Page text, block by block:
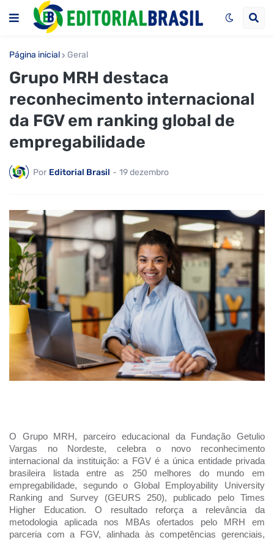
Página inicial Geral
Grupo MRH destaca
reconhecimento internacional
da FGV em ranking global de
empregabilidade
Por Editorial Brasil - 19 dezembro
O Grupo MRH, parceiro educacional da Fundação Getulio
Vargas no Nordeste, celebra o novo reconhecimento
internacional da instituição: a FGV é a única entidade privada
brasileira listada entre as 250 melhores do mundo em
empregabilidade, segundo o Global Employability University
Ranking and Survey (GEURS 250), publicado pelo Times
Higher Education. O resultado reforça a relevância da
metodologia aplicada nos MBAs ofertados pelo MRH em
parceria com a FGV, alinhada às competências gerenciais,